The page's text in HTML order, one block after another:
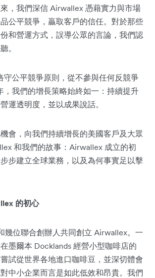
，我們深信 Airwallex 憑藉實力與市場
品公平競爭，贏取客戶的信任。對於那些
和營運方式，誤導公眾的言論，我們認
。
守公平競爭原則，從不參與任何反競爭
，我們的增長策略始終如一：持續提升
運透明度，並以成果說話。
會，向我們持續增長的美國客戶及大眾
和我們的故事：Airwallex 成立的初
步建立全球業務，以及為何事實足以擊
的初心
幾位聯合創辦人共同創立 Airwallex。一
墨爾本 Docklands 經營小型咖啡店的
試從世界各地進口咖啡豆，並深切體會
中小企業而言是如此低效和昂貴。我們